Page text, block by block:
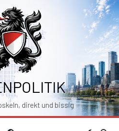
direkt und bissig